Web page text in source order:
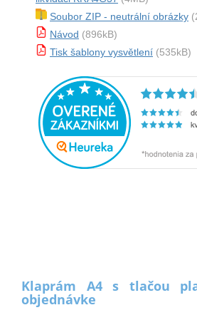
Soubor ZIP - neutrální obrázky
Návod (896kB)
Tisk šablony vysvětlení (535kB)
Klaprám A4 s tlačou
objednávke